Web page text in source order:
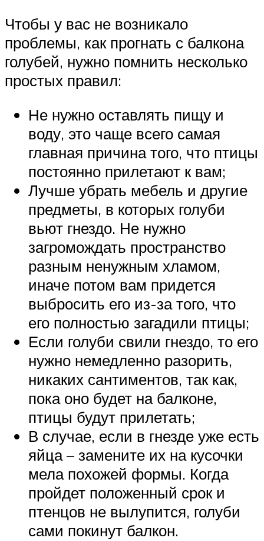
Чтобы у вас не возникало
проблемы, как прогнать с балкона
голубей, нужно помнить несколько
простых правил:
Не нужно оставлять пищу и
воду, это чаще всего самая
главная причина того, что птицы
постоянно прилетают к вам;
Лучше убрать мебель и другие
предметы, в которых голуби
вьют гнездо. Не нужно
загромождать пространство
разным ненужным хламом,
иначе потом вам придется
выбросить его из-за того, что
его полностью загадили птицы;
Если голуби свили гнездо, то его
нужно немедленно разорить,
никаких сантиментов, так как,
пока оно будет на балконе,
птицы будут прилетать;
В случае, если в гнезде уже есть
яйца – замените их на кусочки
мела похожей формы. Когда
пройдет положенный срок и
птенцов не вылупится, голуби
сами покинут балкон.